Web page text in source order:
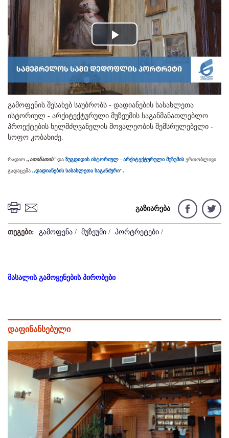
Play
Video
გამოფენის შესახებ საუბრობს - დადიანების სასახლეთა
ისტორიულ - არქიტექტურული მუზეუმის საგანმანათლებლო
პროექტების ხელმძღვანელის მოვალეობის შემსრულებელი -
სოფო კობახიძე.
რადიო ,,ათინათის'' და ზუგდიდის ისტორიულ - არქიტექტურული მუზუმისერთობლივი
გადაცემა ,,დადიანების სასახლეთა საგანძური''.
გაზიარება
თეგები: გამოფენა / მუზეუმი / პორტრეტები /
მასალის გამოყენების პირობები
დაფინანსებული